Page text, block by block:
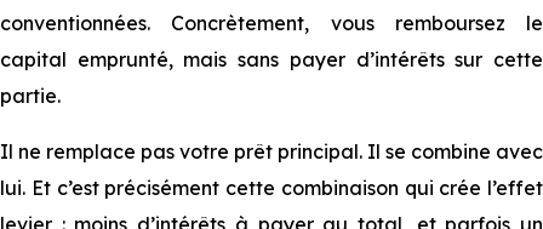
conventionnées. Concrètement, vous remboursez le
capital emprunté, mais sans payer d’intérêts sur cette
partie.
⁠⁠Il ne remplace pas votre prêt principal. Il se combine avec
lui. Et c’est précisément cette combinaison qui crée l’effet
levier : moins d’intérêts à payer au t⁠⁠otal, et parfois un